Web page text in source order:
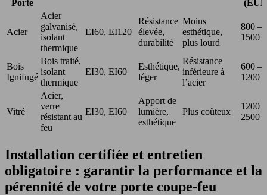
Porte
Acier
Acier
galvanisé,
isolant
thermique
EI60, EI120
Résistance
élevée,
durabilité
Moins
esthétique,
plus lourd
800 –
1500
Bois
Ignifugé
Bois traité,
isolant
thermique
EI30, EI60
Esthétique,
léger
Résistance
inférieure à
l’acier
600 –
1200
Vitré
Acier,
verre
résistant au
feu
EI30, EI60
Apport de
lumière,
esthétique
Plus coûteux
1200 –
2500
Installation certifiée et entretien
obligatoire : garantir la performance et la
pérennité de votre porte coupe-feu